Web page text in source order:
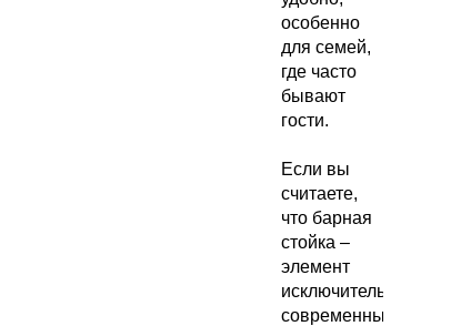
особенно
для семей,
где часто
бывают
гости.
Если вы
считаете,
что барная
стойка –
элемент
исключительно
современных